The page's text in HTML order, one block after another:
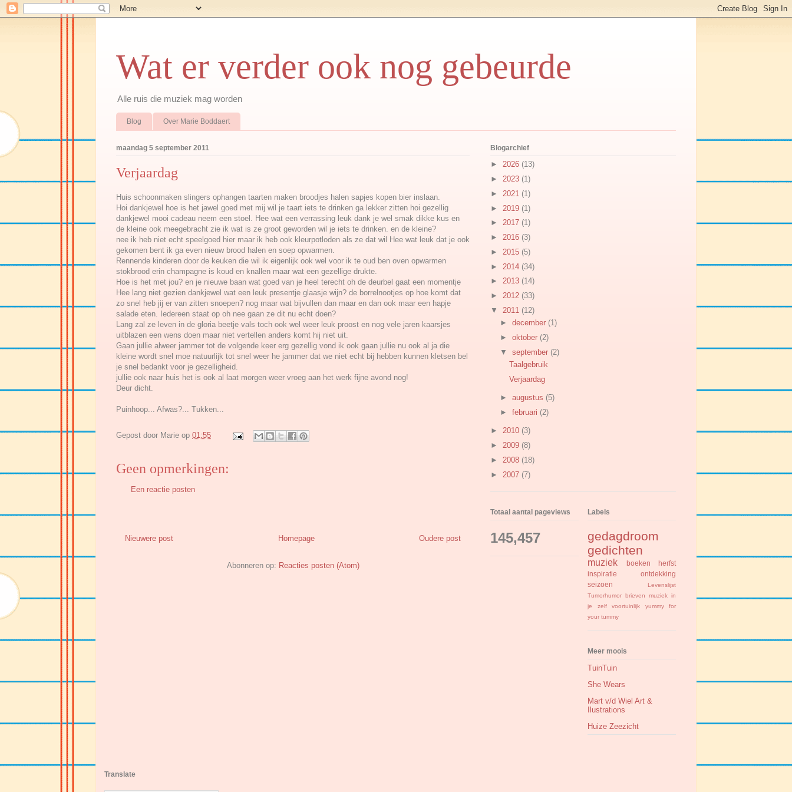
Wat er verder ook nog gebeurde
Alle ruis die muziek mag worden
Blog Over Marie Boddaert
maandag 5 september 2011
Verjaardag
Huis schoonmaken slingers ophangen taarten maken broodjes halen sapjes kopen bier inslaan.
Hoi dankjewel hoe is het jawel goed met mij wil je taart iets te drinken ga lekker zitten hoi gezellig
dankjewel mooi cadeau neem een stoel. Hee wat een verrassing leuk dank je wel smak dikke kus en
de kleine ook meegebracht zie ik wat is ze groot geworden wil je iets te drinken. en de kleine?
nee ik heb niet echt speelgoed hier maar ik heb ook kleurpotloden als ze dat wil Hee wat leuk dat je ook
gekomen bent ik ga even nieuw brood halen en soep opwarmen.
Rennende kinderen door de keuken die wil ik eigenlijk ook wel voor ik te oud ben oven opwarmen
stokbrood erin champagne is koud en knallen maar wat een gezellige drukte.
Hoe is het met jou? en je nieuwe baan wat goed van je heel terecht oh de deurbel gaat een momentje
Hee lang niet gezien dankjewel wat een leuk presentje glaasje wijn? de borrelnootjes op hoe komt dat
zo snel heb jij er van zitten snoepen? nog maar wat bijvullen dan maar en dan ook maar een hapje
salade eten. Iedereen staat op oh nee gaan ze dit nu echt doen?
Lang zal ze leven in de gloria beetje vals toch ook wel weer leuk proost en nog vele jaren kaarsjes
uitblazen een wens doen maar niet vertellen anders komt hij niet uit.
Gaan jullie alweer jammer tot de volgende keer erg gezellig vond ik ook gaan jullie nu ook al ja die
kleine wordt snel moe natuurlijk tot snel weer he jammer dat we niet echt bij hebben kunnen kletsen bel
je snel bedankt voor je gezelligheid.
jullie ook naar huis het is ook al laat morgen weer vroeg aan het werk fijne avond nog!
Deur dicht.
Puinhoop... Afwas?... Tukken...
Gepost door Marie op 01:55
Geen opmerkingen:
Een reactie posten
Nieuwere post Oudere post
Homepage
Abonneren op: Reacties posten (Atom)
Blogarchief
► 2026 (13)
► 2023 (1)
► 2021 (1)
► 2019 (1)
► 2017 (1)
► 2016 (3)
► 2015 (5)
► 2014 (34)
► 2013 (14)
► 2012 (33)
▼ 2011 (12)
► december (1)
► oktober (2)
▼ september (2)
Taalgebruik
Verjaardag
► augustus (5)
► februari (2)
► 2010 (3)
► 2009 (8)
► 2008 (18)
► 2007 (7)
Totaal aantal pageviews
145,457
Labels
gedagdroom
gedichten
muziek boeken
herfst
inspiratie
ontdekking
seizoen
Levenslijst
Tumorhumor brieven
muziek in
je zelf
voortuinlijk
yummy for
your tummy
Meer moois
TuinTuin
She Wears
Mart v/d Wiel Art &
Ilustrations
Huize Zeezicht
Translate